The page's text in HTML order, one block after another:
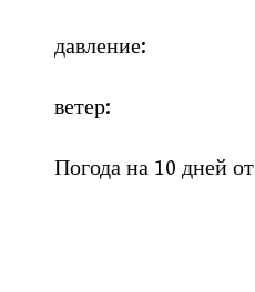
давление:
ветер:
Погода на 10 дней от